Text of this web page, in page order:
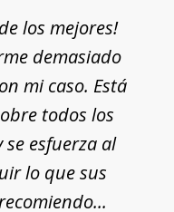
los mejores!
demasiado
mi caso. Está
todos los
se esfuerza al
lo que sus